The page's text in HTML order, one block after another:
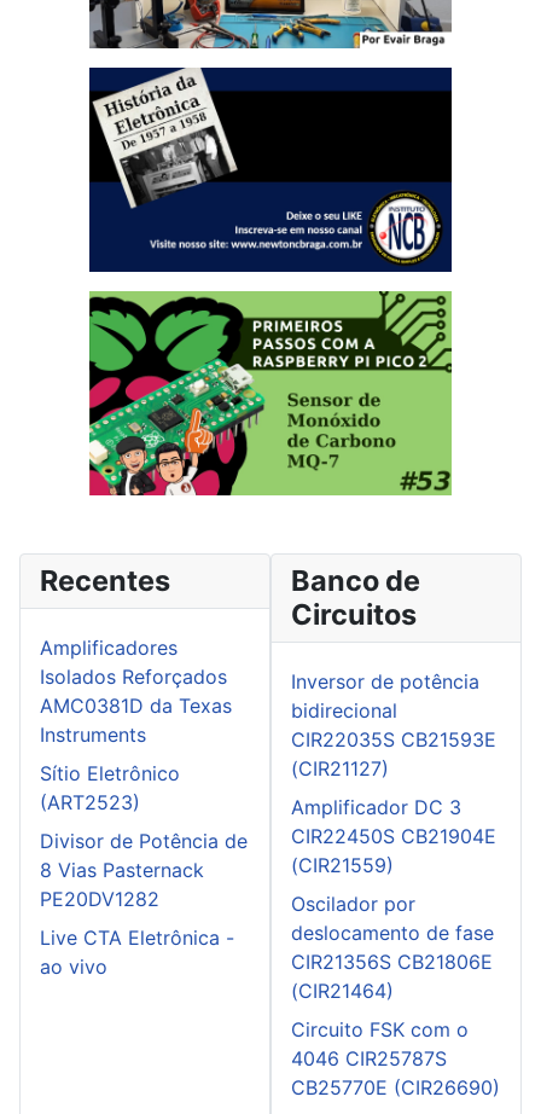
Recentes
Amplificadores
Isolados Reforçados
AMC0381D da Texas
Instruments
Sítio Eletrônico
(ART2523)
Divisor de Potência de
8 Vias Pasternack
PE20DV1282
Live CTA Eletrônica -
ao vivo
Banco de
Circuitos
Inversor de potência
bidirecional
CIR22035S CB21593E
(CIR21127)
Amplificador DC 3
CIR22450S CB21904E
(CIR21559)
Oscilador por
deslocamento de fase
CIR21356S CB21806E
(CIR21464)
Circuito FSK com o
4046 CIR25787S
CB25770E (CIR26690)